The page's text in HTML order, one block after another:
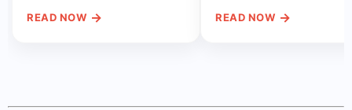
आएंगे ₹18,880 करोड़, बंगाल से
READ NOW → READ NOW →